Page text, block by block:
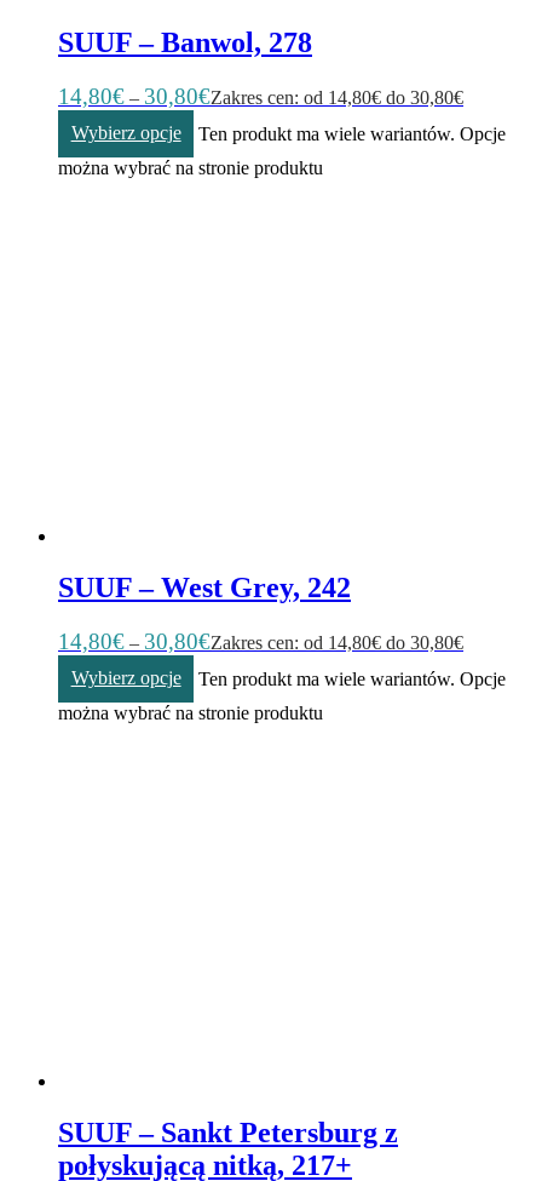
SUUF – Banwol, 278
14,80€ – 30,80€Zakres cen: od 14,80€ do 30,80€
Wybierz opcje
Ten produkt ma wiele wariantów. Opcje
można wybrać na stronie produktu
SUUF – West Grey, 242
14,80€ – 30,80€Zakres cen: od 14,80€ do 30,80€
Wybierz opcje
Ten produkt ma wiele wariantów. Opcje
można wybrać na stronie produktu
SUUF – Sankt Petersburg z
połyskującą nitką, 217+